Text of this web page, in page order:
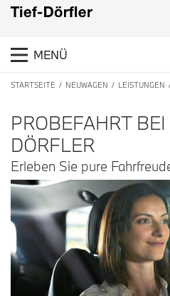
MENÜ
STARTSEITE NEUWAGEN LEISTUNGEN
PROBEFAHRT
DÖRFLER
Erleben Sie pure